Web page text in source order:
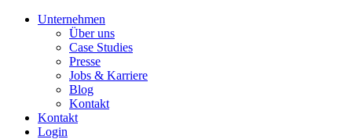
Unternehmen
Über uns
Case Studies
Presse
Jobs & Karriere
Blog
Kontakt
Kontakt
Login